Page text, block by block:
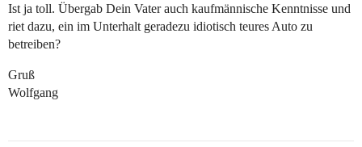
Ist ja toll. Übergab Dein Vater auch kaufmännische Kenntnisse und
riet dazu, ein im Unterhalt geradezu idiotisch teures Auto zu
betreiben?
Gruß
Wolfgang